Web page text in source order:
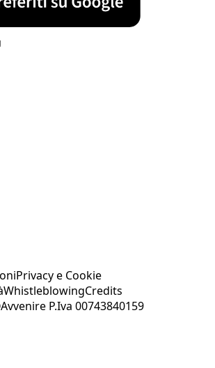
Privacy e Cookie
WhistleblowingCredits
P.Iva 00743840159